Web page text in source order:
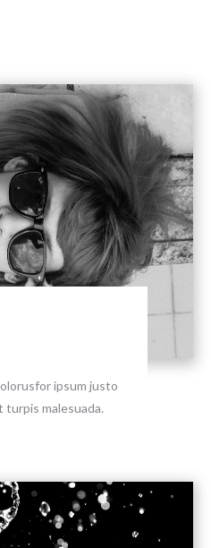
ipsum justo
turpis malesuada.